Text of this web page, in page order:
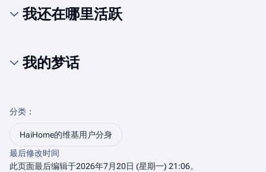
我还在哪里活跃
我的梦话
分类 ：​
HaiHome的维基用户分身
最后修改时间
此页面最后编辑于2026年7月20日 (星期一) 21:06。